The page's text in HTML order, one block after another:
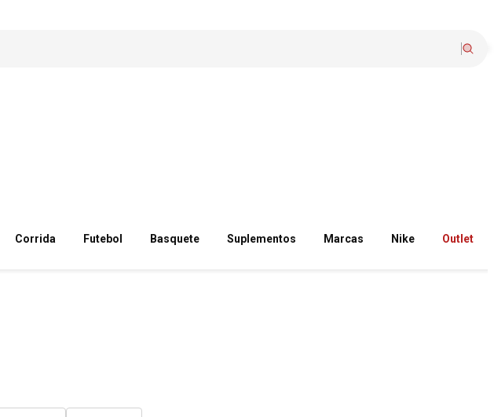
Corrida Futebol Basquete Suplementos Marcas Nike Outlet